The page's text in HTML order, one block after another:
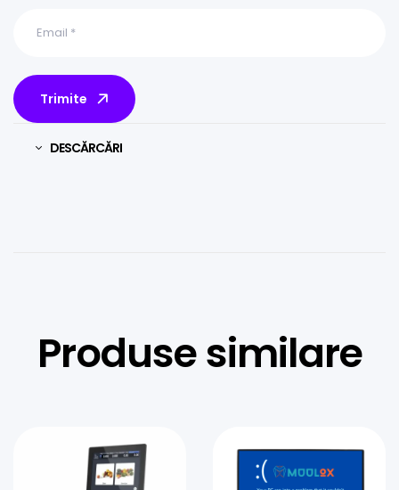
Trimite
DESCĂRCĂRI
Produse similare